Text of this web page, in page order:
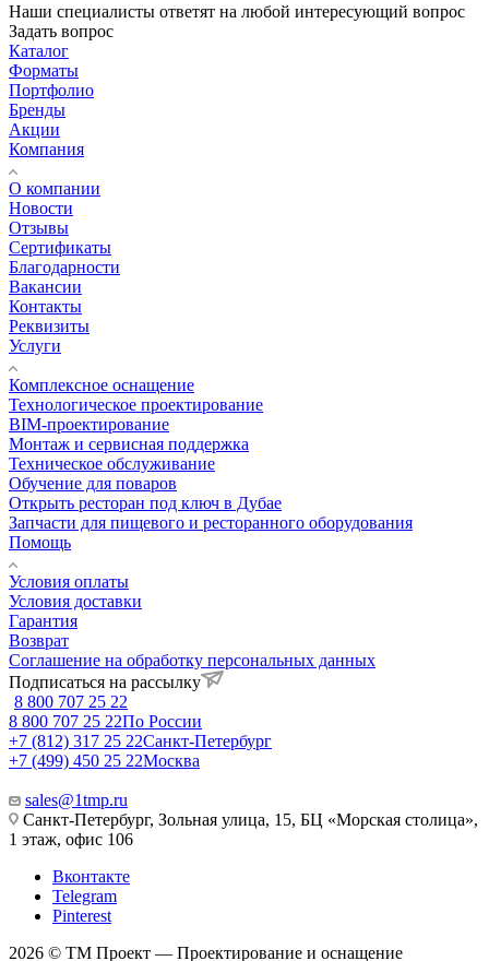
Наши специалисты ответят на любой интересующий вопрос
Задать вопрос
Каталог
Форматы
Портфолио
Бренды
Акции
Компания
О компании
Новости
Отзывы
Сертификаты
Благодарности
Вакансии
Контакты
Реквизиты
Услуги
Комплексное оснащение
Технологическое проектирование
BIM-проектирование
Монтаж и сервисная поддержка
Техническое обслуживание
Обучение для поваров
Открыть ресторан под ключ в Дубае
Запчасти для пищевого и ресторанного оборудования
Помощь
Условия оплаты
Условия доставки
Гарантия
Возврат
Соглашение на обработку персональных данных
Подписаться на рассылку
8 800 707 25 22
8 800 707 25 22По России
+7 (812) 317 25 22Санкт-Петербург
+7 (499) 450 25 22Москва
sales@1tmp.ru
Санкт-Петербург, Зольная улица, 15, БЦ «Морская столица»,
1 этаж, офис 106
Вконтакте
Telegram
Pinterest
2026 © ТМ Проект — Проектирование и оснащение